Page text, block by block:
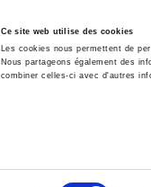
Ce site web utilise des cookies
Les cookies nous permettent de
Nous partageons également des
combiner celles-ci avec d'autres